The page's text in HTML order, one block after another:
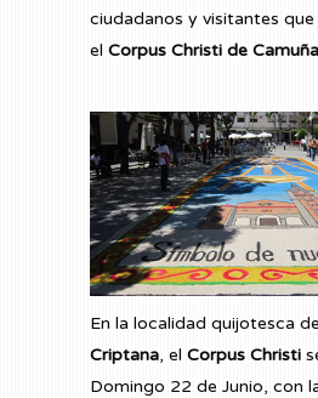
ciudadanos y visitantes
el Corpus Christi de
En la localidad quijotesca de
Criptana, el Corpus Christi
Domingo 22 de Junio, con